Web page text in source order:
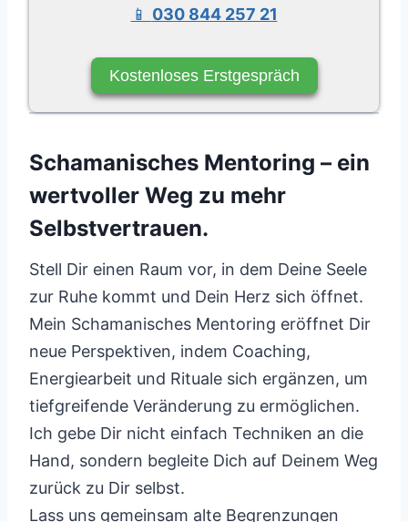
📱 030 844 257 21
Kostenloses Erstgespräch
Schamanisches Mentoring – ein
wertvoller Weg zu mehr
Selbstvertrauen.
Stell Dir einen Raum vor, in dem Deine Seele
zur Ruhe kommt und Dein Herz sich öffnet.
Mein Schamanisches Mentoring eröffnet Dir
neue Perspektiven, indem Coaching,
Energiearbeit und Rituale sich ergänzen, um
tiefgreifende Veränderung zu ermöglichen.
Ich gebe Dir nicht einfach Techniken an die
Hand, sondern begleite Dich auf Deinem Weg
zurück zu Dir selbst.
Lass uns gemeinsam alte Begrenzungen